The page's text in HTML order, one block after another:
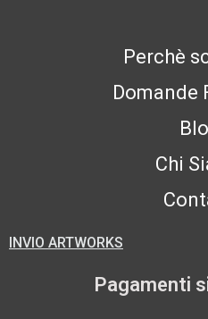
Perchè
Domande
Chi
INVIO ARTWORKS
Pagamenti